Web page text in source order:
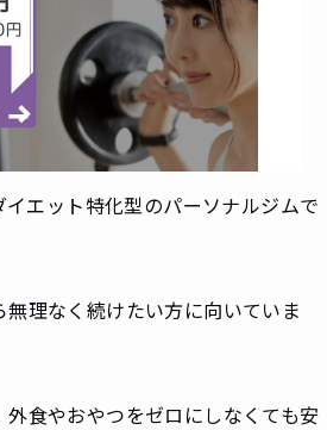
イエット特化型のパーソナルジムで
理なく続けたい方に向いていま
外食やおやつをゼロにしなくても安